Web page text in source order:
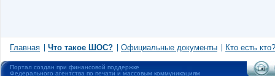
Главная Что такое ШОС? Официальные документы Кто есть кто?
Портал создан при финансовой поддержке
Федерального агентства по печати и массовым коммуникациям